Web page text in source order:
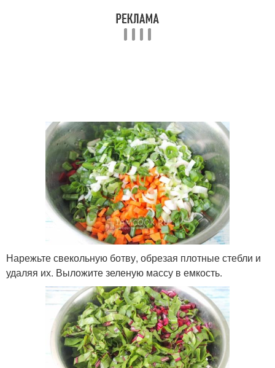
Нарежьте свекольную ботву, обрезая плотные стебли и
удаляя их. Выложите зеленую массу в емкость.